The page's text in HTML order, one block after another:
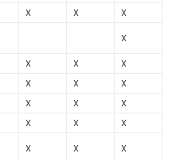
X X
X
X
X X
X
X X
X
X X
X
X X
X
X X
X